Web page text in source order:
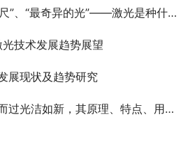
”、“最奇异的光”——激光是种什么光
技术发展趋势展望
展现状及趋势研究
光洁如新，其原理、特点、用途介绍